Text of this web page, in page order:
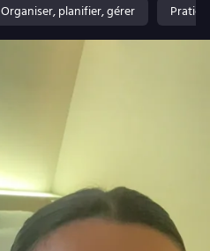
Organiser, planifier, gérer